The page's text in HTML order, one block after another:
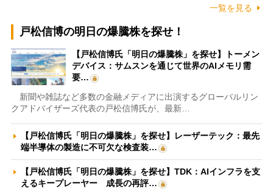
一覧を見る
戸松信博の明日の爆騰株を探せ！
【戸松信博氏「明日の爆騰株」を探せ】トーメン
デバイス：サムスンを通じて世界のAIメモリ需
要…
新聞や雑誌など多数の金融メディアに出演するグローバルリン
クアドバイザーズ代表の戸松信博氏が、最新…
【戸松信博氏「明日の爆騰株」を探せ】レーザーテック：最先
端半導体の製造に不可欠な検査装…
【戸松信博氏「明日の爆騰株」を探せ】TDK：AIインフラを支
えるキープレーヤー 成長の再評…